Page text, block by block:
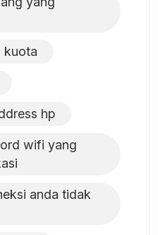
kuota
hp
wifi yang
anda tidak